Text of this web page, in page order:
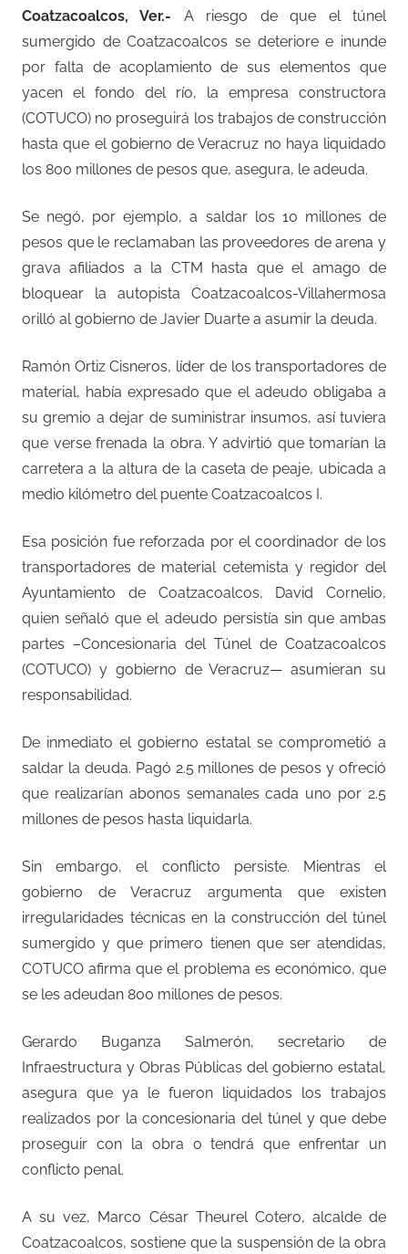
Coatzacoalcos, Ver.- A riesgo de que el túnel
sumergido de Coatzacoalcos se deteriore e inunde
por falta de acoplamiento de sus elementos que
yacen el fondo del río, la empresa constructora
(COTUCO) no proseguirá los trabajos de construcción
hasta que el gobierno de Veracruz no haya liquidado
los 800 millones de pesos que, asegura, le adeuda.
Se negó, por ejemplo, a saldar los 10 millones de
pesos que le reclamaban las proveedores de arena y
grava afiliados a la CTM hasta que el amago de
bloquear la autopista Coatzacoalcos-Villahermosa
orilló al gobierno de Javier Duarte a asumir la deuda.
Ramón Ortiz Cisneros, líder de los transportadores de
material, había expresado que el adeudo obligaba a
su gremio a dejar de suministrar insumos, así tuviera
que verse frenada la obra. Y advirtió que tomarían la
carretera a la altura de la caseta de peaje, ubicada a
medio kilómetro del puente Coatzacoalcos I.
Esa posición fue reforzada por el coordinador de los
transportadores de material cetemista y regidor del
Ayuntamiento de Coatzacoalcos, David Cornelio,
quien señaló que el adeudo persistía sin que ambas
partes –Concesionaria del Túnel de Coatzacoalcos
(COTUCO) y gobierno de Veracruz— asumieran su
responsabilidad.
De inmediato el gobierno estatal se comprometió a
saldar la deuda. Pagó 2.5 millones de pesos y ofreció
que realizarían abonos semanales cada uno por 2.5
millones de pesos hasta liquidarla.
Sin embargo, el conflicto persiste. Mientras el
gobierno de Veracruz argumenta que existen
irregularidades técnicas en la construcción del túnel
sumergido y que primero tienen que ser atendidas,
COTUCO afirma que el problema es económico, que
se les adeudan 800 millones de pesos.
Gerardo Buganza Salmerón, secretario de
Infraestructura y Obras Públicas del gobierno estatal,
asegura que ya le fueron liquidados los trabajos
realizados por la concesionaria del túnel y que debe
proseguir con la obra o tendrá que enfrentar un
conflicto penal.
A su vez, Marco César Theurel Cotero, alcalde de
Coatzacoalcos, sostiene que la suspensión de la obra